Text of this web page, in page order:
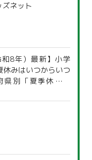
ネット
和8年）最新】小学
休みはいつからいつ
別「夏季休暇一